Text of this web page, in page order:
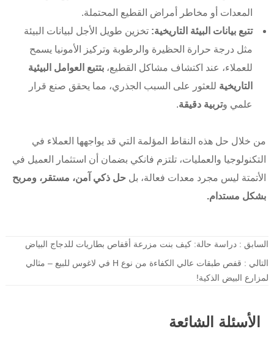
المعدات أو مخاطر أمراض القطيع المحتملة.
تتبع بيانات البيئة التاريخية: تخزين طويل الأجل لبيانات البيئة
مثل درجة حرارة الحظيرة والرطوبة وتركيز الأمونيا يسمح
للعملاء، عند اكتشاف مشاكل القطيع،بتتبع العوامل البيئية
التاريخية للعثور على السبب الجذري، مما يحقق صنع قرار
علمي وتربية دقيقة.
من خلال حل هذه النقاط المؤلمة التي قد يواجهها العملاء في
التكنولوجيا والعمليات، تلتزم فانكي بضمان أن استثمار العميل في
الأتمتة ليس مجرد معدات فعالة، بلحل ذكي آمن، مستقر، ومربح
بشكل مستدام.
السابق : دراسة حالة: كيف بنت مزرعة أقفاص بطاريات للدجاج البياض
التالي :
قفص طبقات عالي الكفاءة من نوع H في لاغوس للبيع – مثالي
لمزارع البيض الذكية!
الأسئلة الشائعة